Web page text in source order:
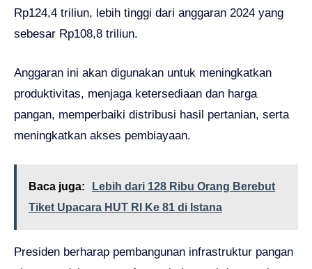
Rp124,4 triliun, lebih tinggi dari anggaran 2024 yang
sebesar Rp108,8 triliun.
Anggaran ini akan digunakan untuk meningkatkan
produktivitas, menjaga ketersediaan dan harga
pangan, memperbaiki distribusi hasil pertanian, serta
meningkatkan akses pembiayaan.
Baca juga:
Lebih dari 128 Ribu Orang Berebut
Tiket Upacara HUT RI Ke 81 di Istana
Presiden berharap pembangunan infrastruktur pangan